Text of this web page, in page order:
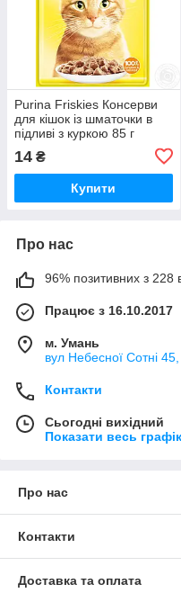
Purina Friskies Консерви
для кішок із шматочки в
підливі з куркою 85 г
14 ₴
Купити
Про нас
96% позитивних з 228
Працює з 16.10.2017
м. Умань
вул Небесної Сотні
Контакти
Сьогодні вихідний
Показати весь
Про нас
Контакти
Доставка та оплата